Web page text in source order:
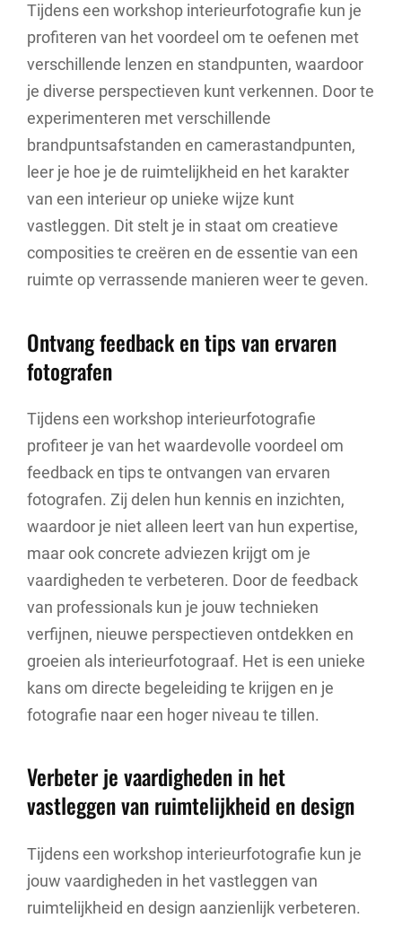
Tijdens een workshop interieurfotografie kun je
profiteren van het voordeel om te oefenen met
verschillende lenzen en standpunten, waardoor
je diverse perspectieven kunt verkennen. Door te
experimenteren met verschillende
brandpuntsafstanden en camerastandpunten,
leer je hoe je de ruimtelijkheid en het karakter
van een interieur op unieke wijze kunt
vastleggen. Dit stelt je in staat om creatieve
composities te creëren en de essentie van een
ruimte op verrassende manieren weer te geven.
Ontvang feedback en tips van ervaren
fotografen
Tijdens een workshop interieurfotografie
profiteer je van het waardevolle voordeel om
feedback en tips te ontvangen van ervaren
fotografen. Zij delen hun kennis en inzichten,
waardoor je niet alleen leert van hun expertise,
maar ook concrete adviezen krijgt om je
vaardigheden te verbeteren. Door de feedback
van professionals kun je jouw technieken
verfijnen, nieuwe perspectieven ontdekken en
groeien als interieurfotograaf. Het is een unieke
kans om directe begeleiding te krijgen en je
fotografie naar een hoger niveau te tillen.
Verbeter je vaardigheden in het
vastleggen van ruimtelijkheid en design
Tijdens een workshop interieurfotografie kun je
jouw vaardigheden in het vastleggen van
ruimtelijkheid en design aanzienlijk verbeteren.